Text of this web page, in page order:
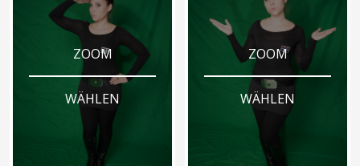
ZOOM
WÄHLEN
ZOOM
WÄHLEN